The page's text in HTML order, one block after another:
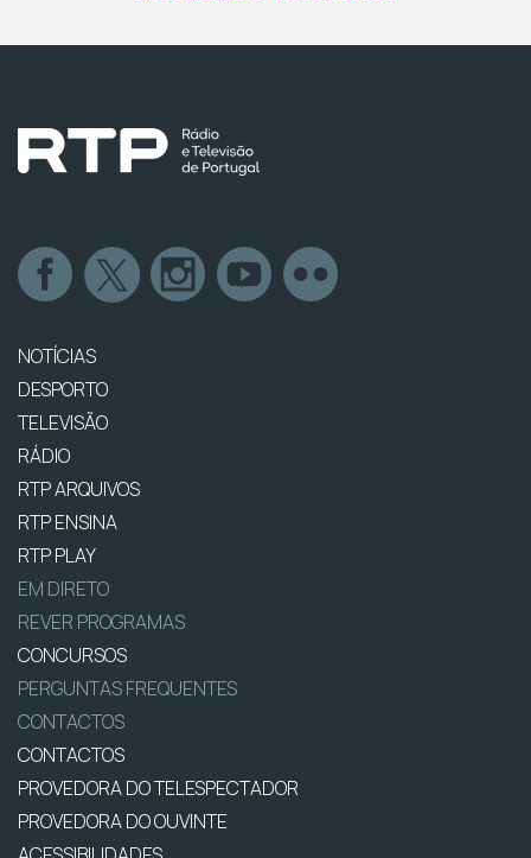
NOTÍCIAS
DESPORTO
TELEVISÃO
RÁDIO
RTP ARQUIVOS
RTP ENSINA
RTP PLAY
EM DIRETO
REVER PROGRAMAS
CONCURSOS
PERGUNTAS FREQUENTES
CONTACTOS
CONTACTOS
PROVEDORA DO TELESPECTADOR
PROVEDORA DO OUVINTE